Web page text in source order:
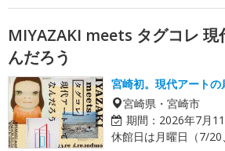
MIYAZAKI meets タグコレ 現
んだろう
宮崎初。現代アートの
宮崎県・宮崎市
期間： 2026年7月
休館日は月曜日（7/